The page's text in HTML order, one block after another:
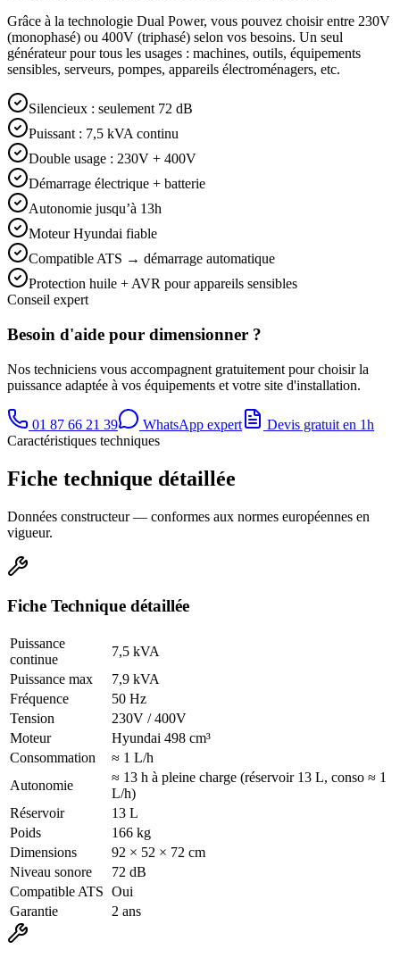
Grâce à la technologie Dual Power, vous pouvez choisir entre 230V
(monophasé) ou 400V (triphasé) selon vos besoins. Un seul
générateur pour tous les usages : machines, outils, équipements
sensibles, serveurs, pompes, appareils électroménagers, etc.
Silencieux : seulement 72 dB
Puissant : 7,5 kVA continu
Double usage : 230V + 400V
Démarrage électrique + batterie
Autonomie jusqu’à 13h
Moteur Hyundai fiable
Compatible ATS → démarrage automatique
Protection huile + AVR pour appareils sensibles
Conseil expert
Besoin d'aide pour dimensionner ?
Nos techniciens vous accompagnent gratuitement pour choisir la
puissance adaptée à vos équipements et votre site d'installation.
01 87 66 21 39 WhatsApp expert
Devis gratuit en 1h
Caractéristiques techniques
Fiche technique détaillée
Données constructeur — conformes aux normes européennes en
vigueur.
Fiche Technique détaillée
Puissance
continue
7,5 kVA
Puissance max
7,9 kVA
Fréquence
50 Hz
Tension
230V / 400V
Moteur
Hyundai 498 cm³
Consommation
≈ 1 L/h
Autonomie
≈ 13 h à pleine charge (réservoir 13 L, conso ≈ 1
L/h)
Réservoir
13 L
Poids
166 kg
Dimensions
92 × 52 × 72 cm
Niveau sonore
72 dB
Compatible ATS Oui
Garantie
2 ans